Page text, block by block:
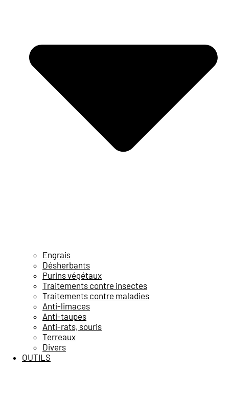
Engrais
Désherbants
Purins végétaux
Traitements contre insectes
Traitements contre maladies
Anti-limaces
Anti-taupes
Anti-rats, souris
Terreaux
Divers
OUTILS